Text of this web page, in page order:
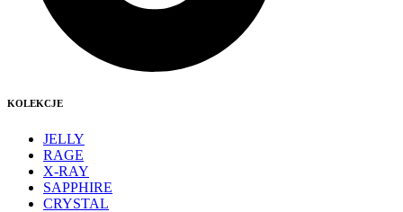
KOLEKCJE
JELLY
RAGE
X-RAY
SAPPHIRE
CRYSTAL